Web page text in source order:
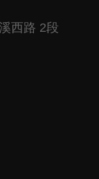
西路 2段